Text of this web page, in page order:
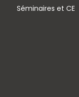
Séminaires et CE